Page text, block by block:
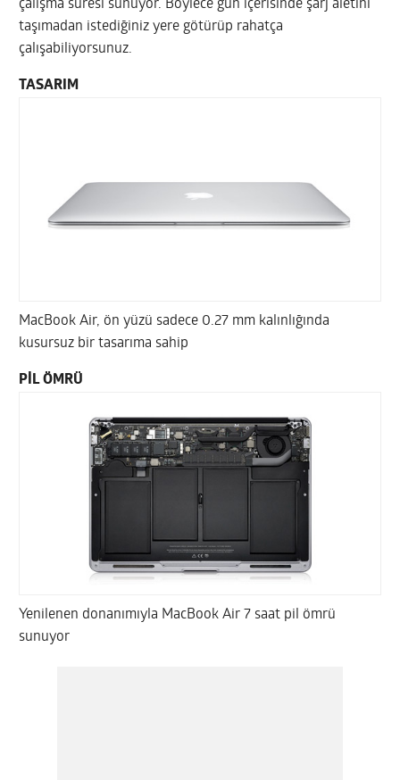
çalışma süresi sunuyor. Böylece gün içerisinde şarj aletini
taşımadan istediğiniz yere götürüp rahatça
çalışabiliyorsunuz.
TASARIM
MacBook Air, ön yüzü sadece 0.27 mm kalınlığında
kusursuz bir tasarıma sahip
PİL ÖMRÜ
Yenilenen donanımıyla MacBook Air 7 saat pil ömrü
sunuyor